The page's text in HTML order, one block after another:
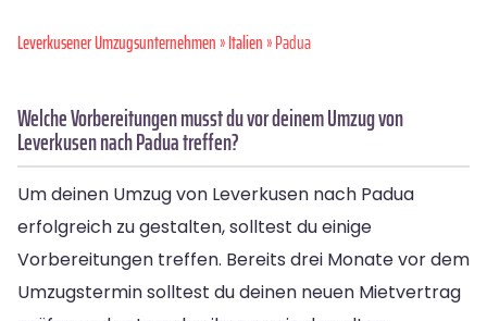
Leverkusener Umzugsunternehmen»Italien» Padua
Welche Vorbereitungen musst du vor deinem Umzug von
Leverkusen nach Padua treffen?
Um deinen Umzug von Leverkusen nach Padua
erfolgreich zu gestalten, solltest du einige
Vorbereitungen treffen. Bereits drei Monate vor dem
Umzugstermin solltest du deinen neuen Mietvertrag